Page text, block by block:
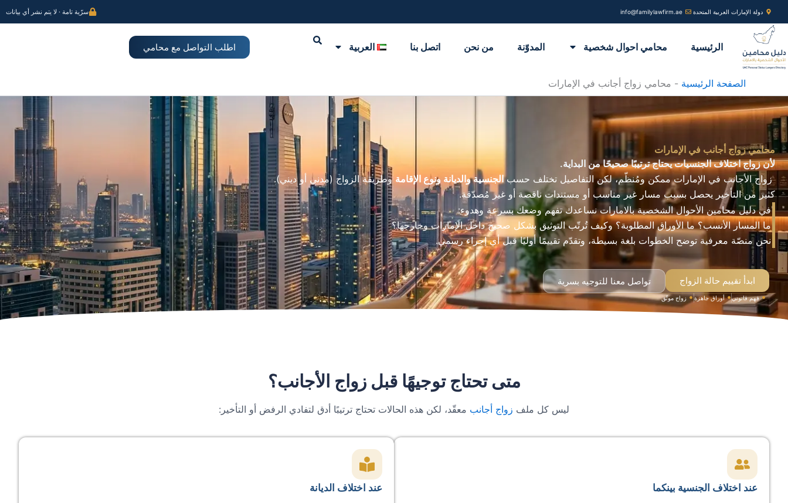
تخطي
إلى
المحتوى
دولة الإمارات العربية المتحدة info@familylawfirm.ae سرّية تامة · لا يتم نشر أي بيانات
الرئيسية محامي احوال شخصية المدوّنة من نحن اتصل بنا العربية اطلب التواصل مع محامي
الصفحة الرئيسية - محامي زواج أجانب في الإمارات
محامي زواج أجانب في الإمارات
لأن زواج اختلاف الجنسيات يحتاج ترتيبًا صحيحًا من البداية.
زواج الأجانب في الإمارات ممكن ومُنظّم، لكن التفاصيل تختلف حسبالجنسية والديانة ونوع الإقامةوطريقة الزواج (مدني أو ديني).
كثير من التأخير يحصل بسبب مسار غير مناسب أو مستندات ناقصة أو غير مُصدّقة.
في دليل محامين الأحوال الشخصية بالامارات نساعدك تفهم وضعك بسرعة وهدوء:
ما المسار الأنسب؟ ما الأوراق المطلوبة؟ وكيف تُرتّب التوثيق بشكل صحيح داخل الإمارات وخارجها؟
نحن منصّة معرفية توضح الخطوات بلغة بسيطة، وتقدّم تقييمًا أوليًا قبل أي إجراء رسمي.
ابدأ تقييم حالة الزواج تواصل معنا للتوجيه بسرية
فهم قانوني أوراق جاهزة زواج موثّق
متى تحتاج توجيهًا قبل زواج الأجانب؟
ليس كل ملف زواج أجانب معقّد، لكن هذه الحالات تحتاج ترتيبًا أدق لتفادي الرفض أو التأخير:
عند اختلاف الجنسية بينكما عند اختلاف الديانة